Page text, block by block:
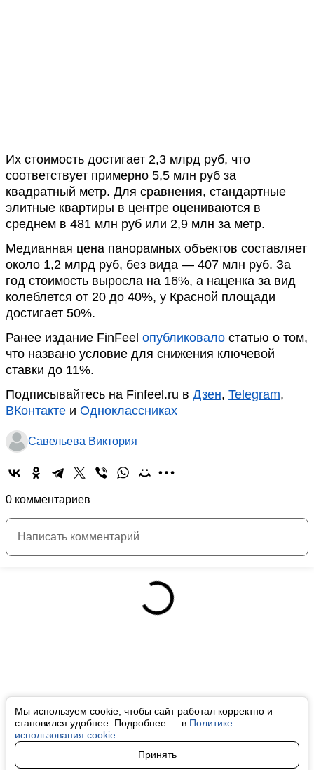
Мы используем cookie, чтобы сайт работал корректно и
становился удобнее. Подробнее — в Политике
использования cookie
Принять
Их стоимость достигает 2,3 млрд руб, что
соответствует примерно 5,5 млн руб за
квадратный метр. Для сравнения, стандартные
элитные квартиры в центре оцениваются в
среднем в 481 млн руб или 2,9 млн за метр.
Медианная цена панорамных объектов составляет
около 1,2 млрд руб, без вида — 407 млн руб. За
год стоимость выросла на 16%, а наценка за вид
колеблется от 20 до 40%, у Красной площади
достигает 50%.
Ранее издание FinFeel опубликовало статью о том,
что названо условие для снижения ключевой
ставки до 11%.
Подписывайтесь на Finfeel.ru в Дзен, Telegram,
ВКонтакте и Одноклассниках
Савельева Виктория
0 комментариев